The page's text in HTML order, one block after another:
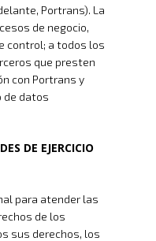
Portrans). La
de negocio,
control; a todos los
que presten
con Portrans y
de datos
DE EJERCICIO
para atender las
de los
sus derechos, los